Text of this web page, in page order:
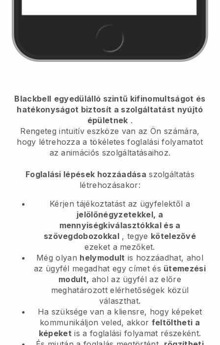
Blackbell egyedülálló szintű kifinomultságot és
hatékonyságot biztosít a szolgáltatást nyújtó
épületnek .
Rengeteg intuitív eszköze van az Ön számára,
hogy létrehozza a tökéletes foglalási folyamatot
az animációs szolgáltatásaihoz.
Foglalási lépések hozzáadása szolgáltatás
létrehozásakor:
Kérjen tájékoztatást az ügyfelektől a
jelölőnégyzetekkel, a
mennyiségkiválasztókkal és a
szövegdobozokkal , tegye kötelezővé
ezeket a mezőket.
Még olyan helymodult is hozzáadhat, ahol
az ügyfél megadhat egy címet és ütemezési
modult, ahol az ügyfél az előre
meghatározott elérhetőségek közül
választhat.
Ha szüksége van a kliensre, hogy képeket
kommunikáljon veled, akkor feltöltheti a
képeket is a foglalási folyamat részeként.